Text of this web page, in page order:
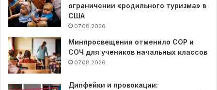
ограничении «родильного туризма» в
США
07.08.2026
Минпросвещения отменило СОР и
СОЧ для учеников начальных классов
07.08.2026
Дипфейки и провокации: